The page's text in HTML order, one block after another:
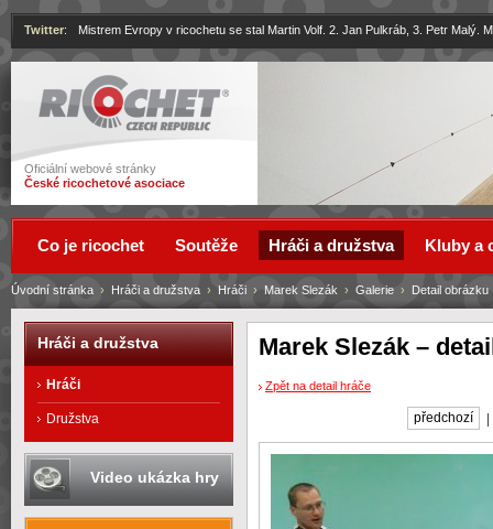
Ricochet
Oficiální webové stránky
České ricochetové asociace
Twitter: Mistrem Evropy v ricochetu se stal Martin Volf. 2. Jan Pulkráb, 3. Petr Malý.
Marek Slezák –
Zpět na detail hráče
předchozí
Úvodní stránka › Hráči a družstva › Hráči › Marek Slezák › Galerie › Detail obrázku
Co je ricochet Soutěže Hráči a družstva Kluby a
Hráči a družstva
Hráči
Družstva
Video ukázka hry